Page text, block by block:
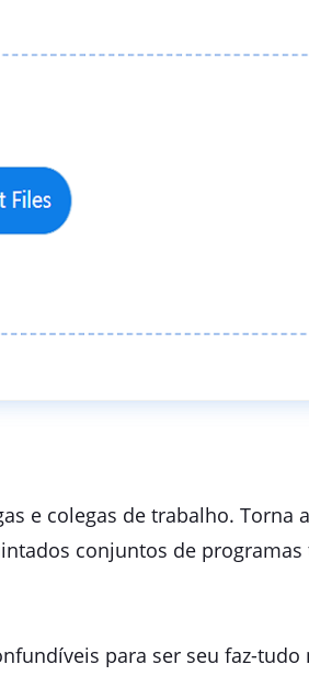
e colegas de trabalho. Torna
conjuntos de
para ser seu faz-tudo